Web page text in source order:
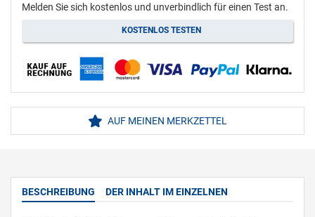
Melden Sie sich kostenlos und unverbindlich für einen Test an.
KOSTENLOS TESTEN
AUF MEINEN MERKZETTEL
BESCHREIBUNG DER INHALT IM EINZELNEN